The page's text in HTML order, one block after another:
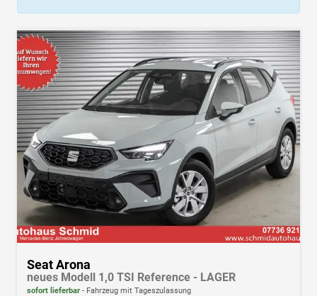
Seat Arona
neues Modell 1,0 TSI Reference - LAGER
sofort lieferbar Fahrzeug mit Tageszulassung